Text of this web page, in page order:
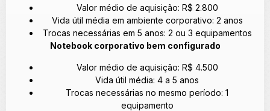
Valor médio de aquisição: R$ 2.800
Vida útil média em ambiente corporativo: 2 anos
Trocas necessárias em 5 anos: 2 ou 3 equipamentos
Notebook corporativo bem configurado
Valor médio de aquisição: R$ 4.500
Vida útil média: 4 a 5 anos
Trocas necessárias no mesmo período: 1
equipamento